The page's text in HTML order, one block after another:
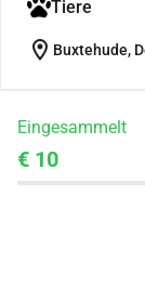
Tiere
location_on Buxtehude,
Eingesammelt
€ 10